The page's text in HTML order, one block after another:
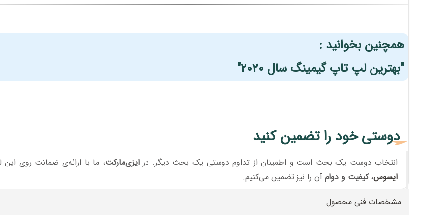
همچنین بخوانید :
"بهترین لپ تاپ گیمینگ سال ۲۰۲۰"
دوستی خود را تضمین کنید
انتخاب دوست یک بحث است و اطمینان از تداوم دوستی یک بحث دیگر. درایزی‌مارکت، ما با ارائه‌ی ضمانت روی
ایسوس،کیفیت و دوام آن را نیز تضمین می‌کنیم.
مشخصات فنی محصول